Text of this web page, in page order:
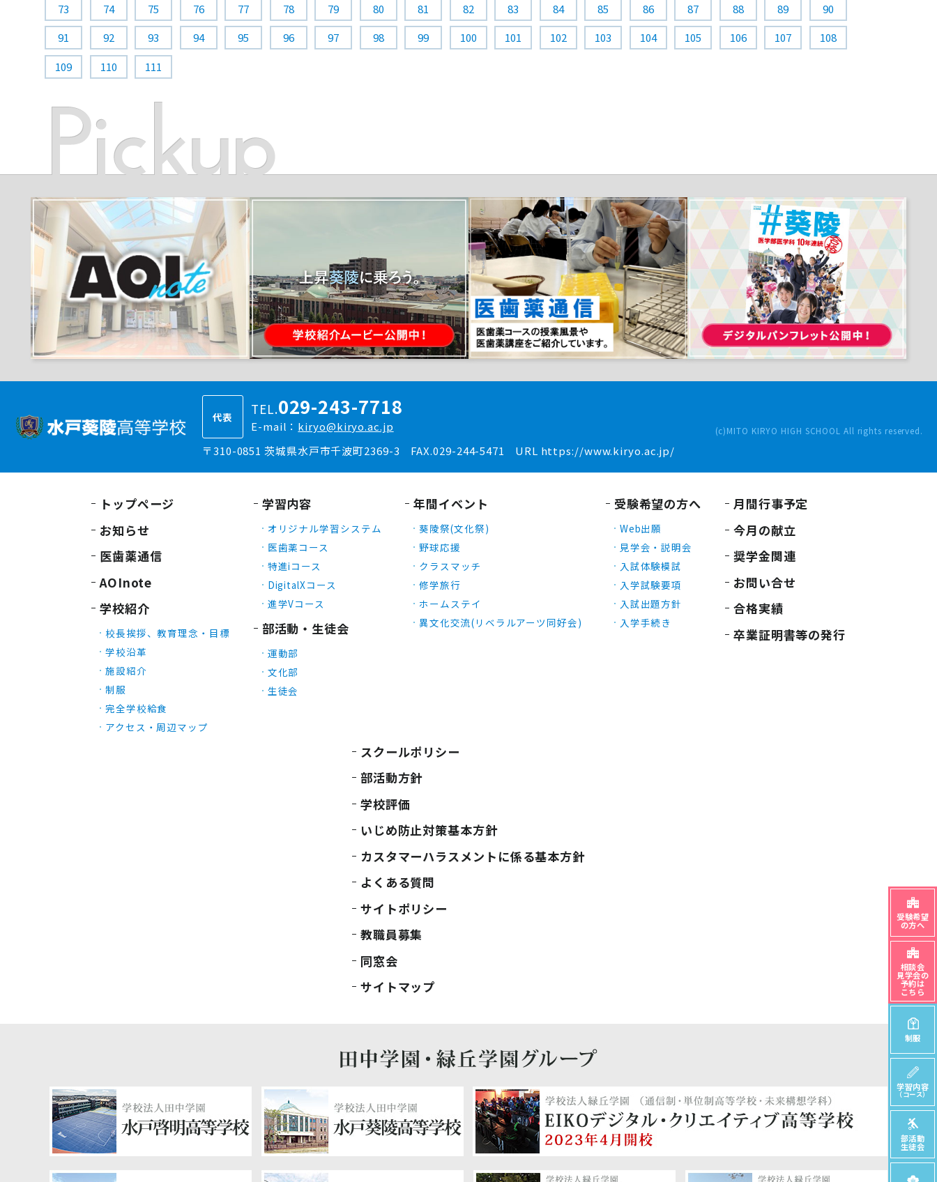
73
74 75 76 77 78 79 80 81 82 83 84 85 86 87 88 89
90
91
92 93 94 95 96 97 98 99 100 101 102 103 104 105 106 107
108
109
110 111
代表 TEL.029-243-7718
E-mail： kiryo@kiryo.ac.jp
〒310-0851 茨城県水戸市千波町2369-3
FAX.029-244-5471 URL https://www.kiryo.ac.jp/
(c)MITO KIRYO HIGH SCHOOL All rights reserved.
トップページ
お知らせ
医歯薬通信
AOInote
学校紹介
校長挨拶、教育理念・目標
学校沿革
施設紹介
制服
完全学校給食
アクセス・周辺マップ
学習内容
オリジナル学習システム
医歯薬コース
特進iコース
DigitalXコース
進学Vコース
部活動・生徒会
運動部
文化部
生徒会
年間イベント
葵陵祭(文化祭)
野球応援
クラスマッチ
修学旅行
ホームステイ
異文化交流(リベラルアーツ同好会)
受験希望の方へ
Web出願
見学会・説明会
入試体験模試
入学試験要項
入試出題方針
入学手続き
月間行事予定
今月の献立
奨学金関連
お問い合せ
合格実績
卒業証明書等の発行
スクールポリシー
部活動方針
学校評価
いじめ防止対策基本方針
カスタマーハラスメントに係る基本方針
よくある質問
サイトポリシー
教職員募集
同窓会
サイトマップ
受験希望
の方へ
相談会
見学会の
予約は
こちら
制服
学習内容
（コース）
部活動
生徒会